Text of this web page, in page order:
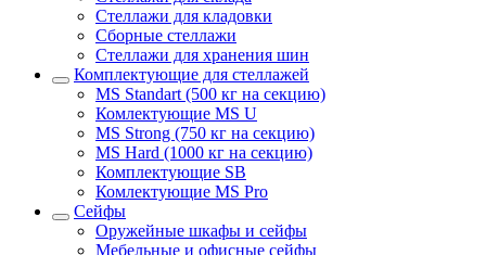
Стеллажи для кладовки
Сборные стеллажи
Стеллажи для хранения шин
Комплектующие для стеллажей
MS Standart (500 кг на секцию)
Комлектующие MS U
MS Strong (750 кг на секцию)
MS Hard (1000 кг на секцию)
Комплектующие SB
Комлектующие MS Pro
Сейфы
Оружейные шкафы и сейфы
Мебельные и офисные сейфы